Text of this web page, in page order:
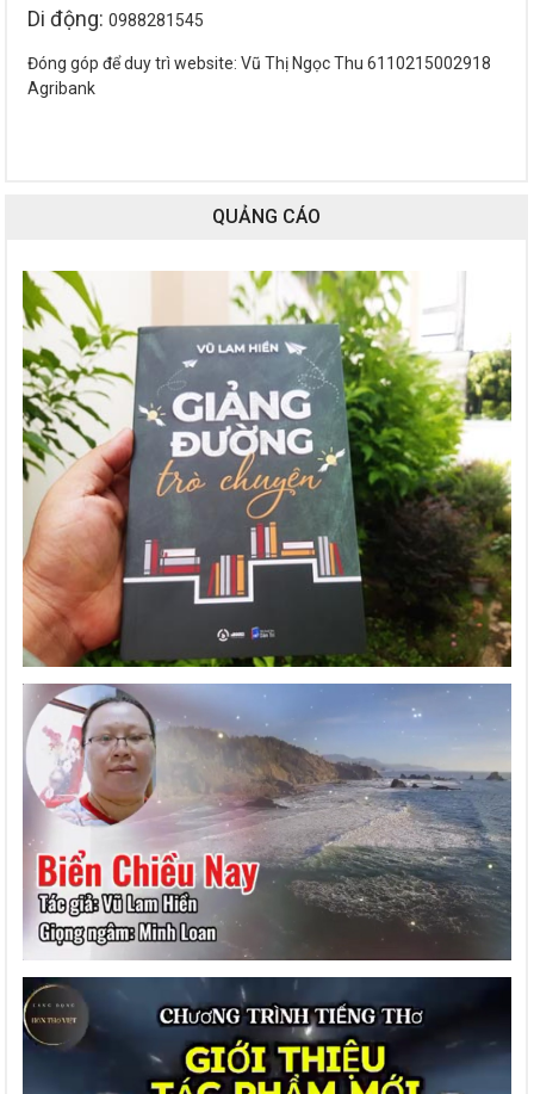
Di động: 0988281545
Đóng góp để duy trì website: Vũ Thị Ngọc Thu 6110215002918
Agribank
QUẢNG CÁO